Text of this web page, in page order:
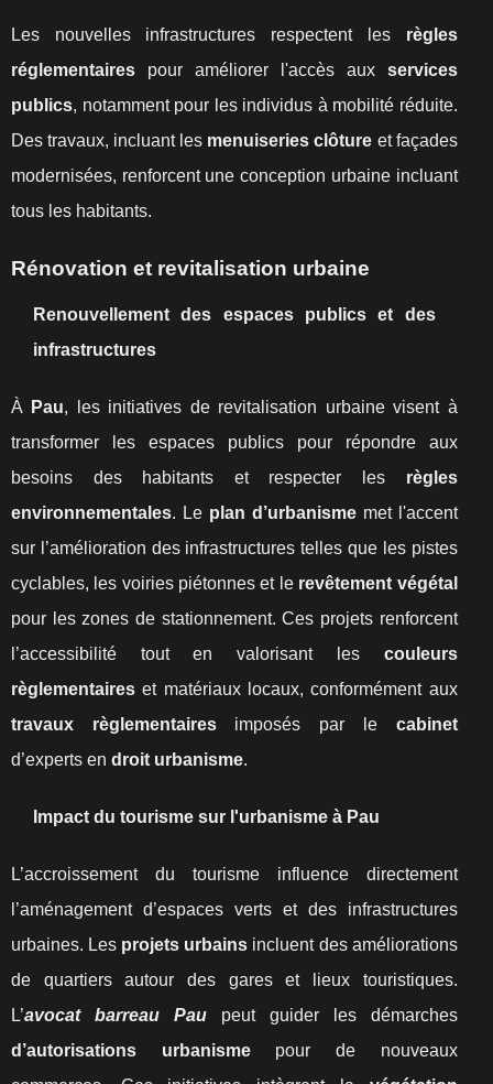
Les nouvelles infrastructures respectent les règles
réglementaires pour améliorer l'accès aux services
publics, notamment pour les individus à mobilité réduite.
Des travaux, incluant les menuiseries clôture et façades
modernisées, renforcent une conception urbaine incluant
tous les habitants.
Rénovation et revitalisation urbaine
Renouvellement des espaces publics et des
infrastructures
À Pau, les initiatives de revitalisation urbaine visent à
transformer les espaces publics pour répondre aux
besoins des habitants et respecter les règles
environnementales. Le plan d’urbanismemet l'accent
sur l’amélioration des infrastructures telles que les pistes
cyclables, les voiries piétonnes et le revêtement végétal
pour les zones de stationnement. Ces projets renforcent
l’accessibilité tout en valorisant les couleurs
règlementaires et matériaux locaux, conformément aux
travaux règlementairesimposés par le cabinet
d’experts en droit urbanisme.
Impact du tourisme sur l'urbanisme à Pau
L’accroissement du tourisme influence directement
l’aménagement d’espaces verts et des infrastructures
urbaines. Les projets urbains incluent des améliorations
de quartiers autour des gares et lieux touristiques.
L’avocat barreau Paupeut guider les démarches
d’autorisations urbanismepour de nouveaux